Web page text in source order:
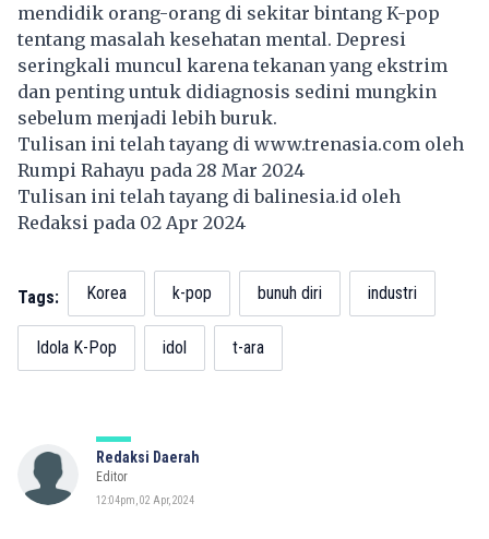
mendidik orang-orang di sekitar bintang K-pop
tentang masalah kesehatan mental. Depresi
seringkali muncul karena tekanan yang ekstrim
dan penting untuk didiagnosis sedini mungkin
sebelum menjadi lebih buruk.
Tulisan ini telah tayang di www.trenasia.com oleh
Rumpi Rahayu pada 28 Mar 2024
Tulisan ini telah tayang dibalinesia.id oleh
Redaksi pada 02 Apr 2024
Tags: Korea k-pop bunuh diri industri
Idola K-Pop idol t-ara
Redaksi Daerah
Editor
12:04pm, 02 Apr, 2024